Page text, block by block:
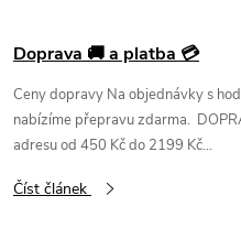
Doprava 🚚 a platba 💳
Ceny dopravy Na objednávky s
nabízíme přepravu zdarma.
adresu od 450 Kč do 2199 Kč...
Číst článek